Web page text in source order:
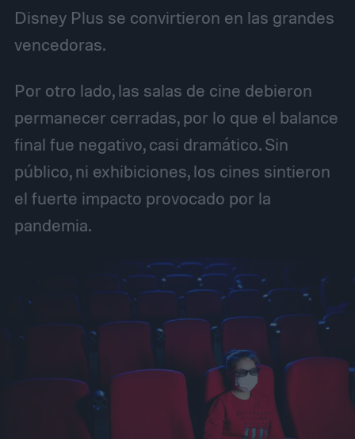
Disney Plus se convirtieron en las grandes
vencedoras.
Por otro lado, las salas de cine debieron
permanecer cerradas, por lo que el balance
final fue negativo, casi dramático. Sin
público, ni exhibiciones, los cines sintieron
el fuerte impacto provocado por la
pandemia.